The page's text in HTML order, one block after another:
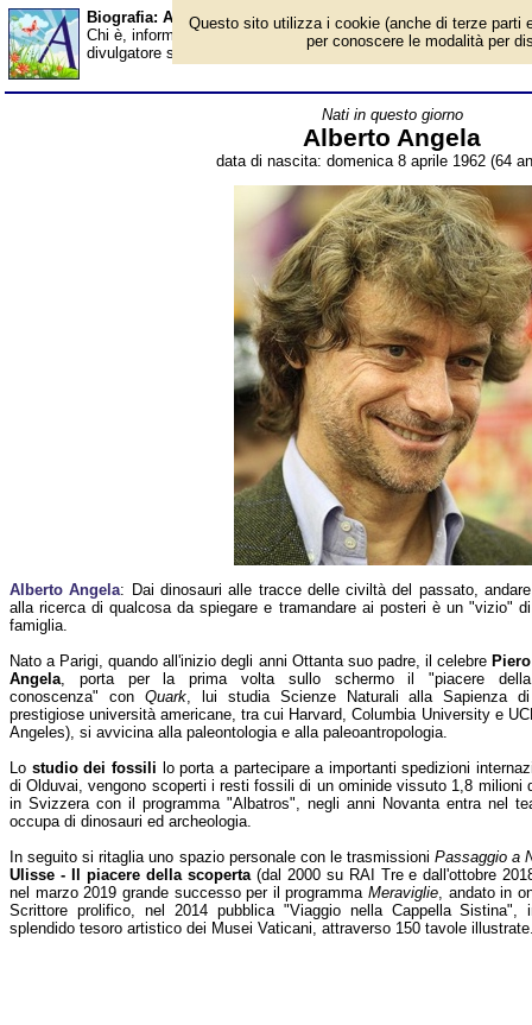
Biografia: Alberto Angela - età - Almanacco
Chi è, informazioni, foto, qual è la data di nascita, età, dove è
divulgatore scientifico, scrittore e giornalista italiano. Breve
Nati in questo giorno
Alberto Angela
data di nascita: domenica 8 aprile 1962 (64
Alberto Angela: Dai dinosauri alle tracce delle civiltà del passato, andare
alla ricerca di qualcosa da spiegare e tramandare ai posteri è un "vizio" di
famiglia.
Nato a Parigi, quando all'inizio degli anni Ottanta suo padre, il celebre Piero
Angela, porta per la prima volta sullo schermo il "piacere della
conoscenza" con Quark, lui studia Scienze Naturali alla Sapienza
prestigiose università americane, tra cui Harvard, Columbia University e
Angeles), si avvicina alla paleontologia e alla paleoantropologia.
Lo studio dei fossili lo porta a partecipare a importanti spedizioni
di Olduvai, vengono scoperti i resti fossili di un ominide vissuto 1,8 milioni
in Svizzera con il programma "Albatros", negli anni Novanta entra nel
occupa di dinosauri ed archeologia.
In seguito si ritaglia uno spazio personale con le trasmissioniPassaggio a
Ulisse - Il piacere della scoperta(dal 2000 su RAI Tre e dall'ottobre
nel marzo 2019 grande successo per il programma Meraviglie, andato in
Scrittore prolifico, nel 2014 pubblica "Viaggio nella Cappella
splendido tesoro artistico dei Musei Vaticani, attraverso 150 tavole
Questo sito utilizza i cookie (anche di terze parti
per conoscere le modalità per